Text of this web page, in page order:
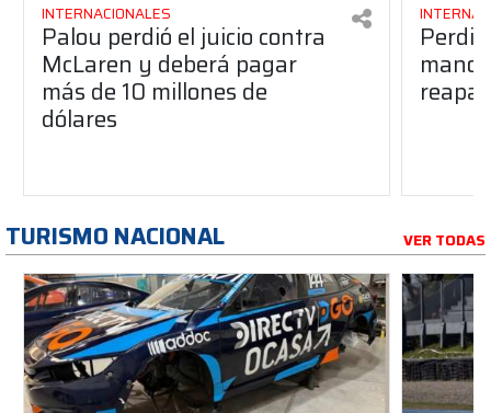
INTERNACIONALES
Palou perdió el juicio contra
McLaren y deberá pagar
más de 10 millones de
dólares
TURISMO NACIONAL VER TODAS